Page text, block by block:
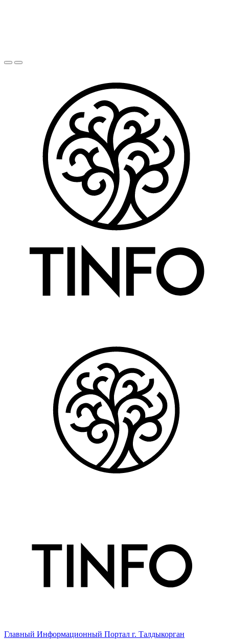
Главный Информационный Портал г. Талдыкорган